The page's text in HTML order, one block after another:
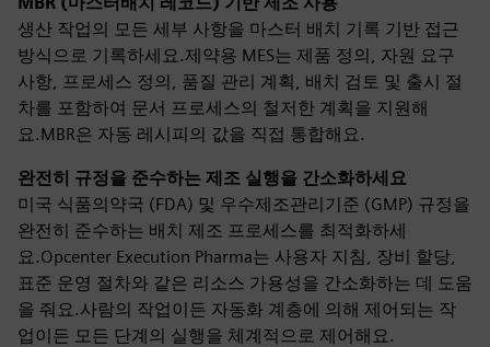
생산 작업의 모든 세부 사항을 마스터 배치 기록 기반 접근
방식으로 기록하세요.제약용 MES는 제품 정의, 자원 요구
사항, 프로세스 정의, 품질 관리 계획, 배치 검토 및 출시 절
차를 포함하여 문서 프로세스의 철저한 계획을 지원해
요.MBR은 자동 레시피의 값을 직접 통합해요.
완전히 규정을 준수하는 제조 실행을 간소화하세요
미국 식품의약국 (FDA) 및 우수제조관리기준 (GMP) 규정을
완전히 준수하는 배치 제조 프로세스를 최적화하세
요.Opcenter Execution Pharma는 사용자 지침, 장비 할당,
표준 운영 절차와 같은 리소스 가용성을 간소화하는 데 도움
을 줘요.사람의 작업이든 자동화 계층에 의해 제어되는 작
업이든 모든 단계의 실행을 체계적으로 제어해요.